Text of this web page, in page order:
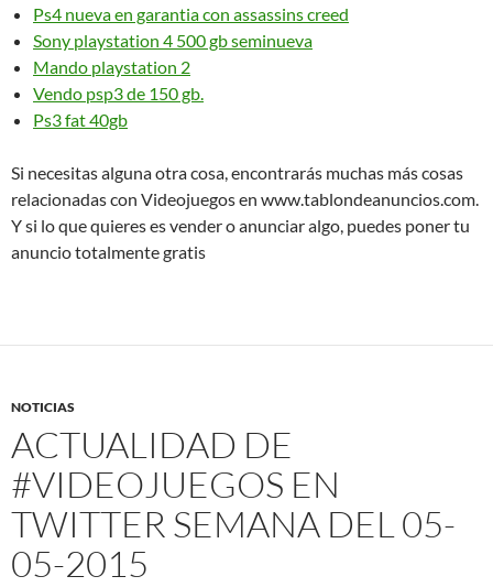
Ps4 nueva en garantia con assassins creed
Sony playstation 4 500 gb seminueva
Mando playstation 2
Vendo psp3 de 150 gb.
Ps3 fat 40gb
Si necesitas alguna otra cosa, encontrarás muchas más cosas
relacionadas con Videojuegos en www.tablondeanuncios.com.
Y si lo que quieres es vender o anunciar algo, puedes poner tu
anuncio totalmente gratis
NOTICIAS
ACTUALIDAD DE
#VIDEOJUEGOS EN
TWITTER SEMANA DEL 05-
05-2015